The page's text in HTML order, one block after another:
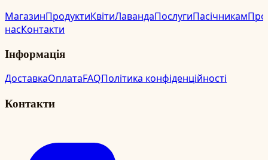
МагазинПродуктиКвітиЛавандаПослугиПасічникамПро
насКонтакти
Інформація
ДоставкаОплатаFAQПолітика конфіденційності
Контакти